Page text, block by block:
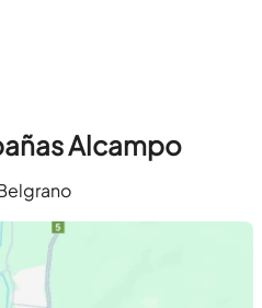
Alcampo